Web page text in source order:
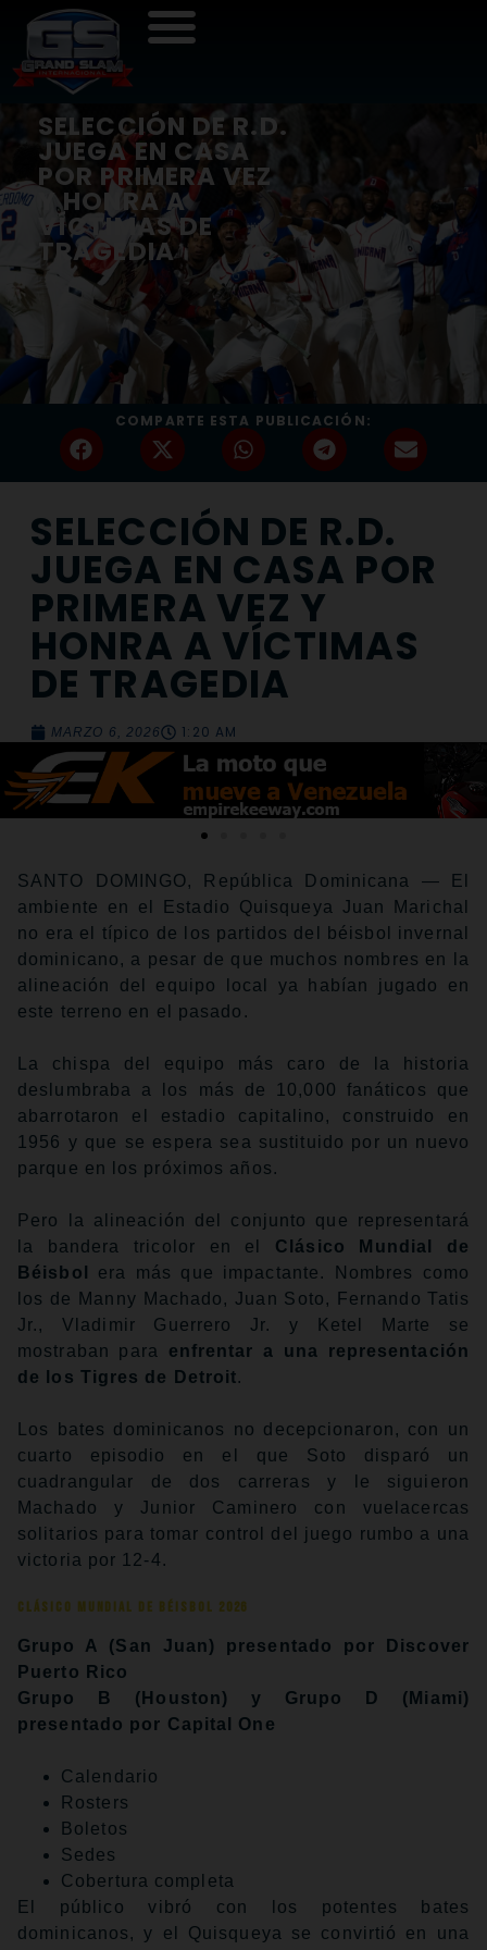
SELECCIÓN DE R.D.
JUEGA EN CASA
POR PRIMERA VEZ
Y HONRA A
VÍCTIMAS DE
TRAGEDIA
COMPARTE ESTA PUBLICACIÓN:
SELECCIÓN DE R.D.
JUEGA EN CASA POR
PRIMERA VEZ Y
HONRA A VÍCTIMAS
DE TRAGEDIA
MARZO 6, 2026 1:20 AM
SANTO DOMINGO, República Dominicana — El
ambiente en el Estadio Quisqueya Juan Marichal
no era el típico de los partidos del béisbol invernal
dominicano, a pesar de que muchos nombres en la
alineación del equipo local ya habían jugado en
este terreno en el pasado.
La chispa del equipo más caro de la historia
deslumbraba a los más de 10,000 fanáticos que
abarrotaron el estadio capitalino, construido en
1956 y que se espera sea sustituido por un nuevo
parque en los próximos años.
Pero la alineación del conjunto que representará
la bandera tricolor en el Clásico Mundial de
Béisbol
era más que impactante. Nombres como
los de Manny Machado, Juan Soto, Fernando Tatis
Jr., Vladimir Guerrero Jr. y Ketel Marte se
mostraban para enfrentar a una representación
de los Tigres de Detroit.
Los bates dominicanos no decepcionaron, con un
cuarto episodio en el que Soto disparó un
cuadrangular de dos carreras y le siguieron
Machado y Junior Caminero con vuelacercas
solitarios para tomar control del juego rumbo a una
victoria por 12-4.
Clásico Mundial de Béisbol 2026
Grupo A (San Juan) presentado por Discover
Puerto Rico
Grupo B (Houston) y Grupo D (Miami)
presentado por Capital One
Calendario
Rosters
Boletos
Sedes
Cobertura completa
El público vibró con los potentes bates
dominicanos, y el Quisqueya se convirtió en una